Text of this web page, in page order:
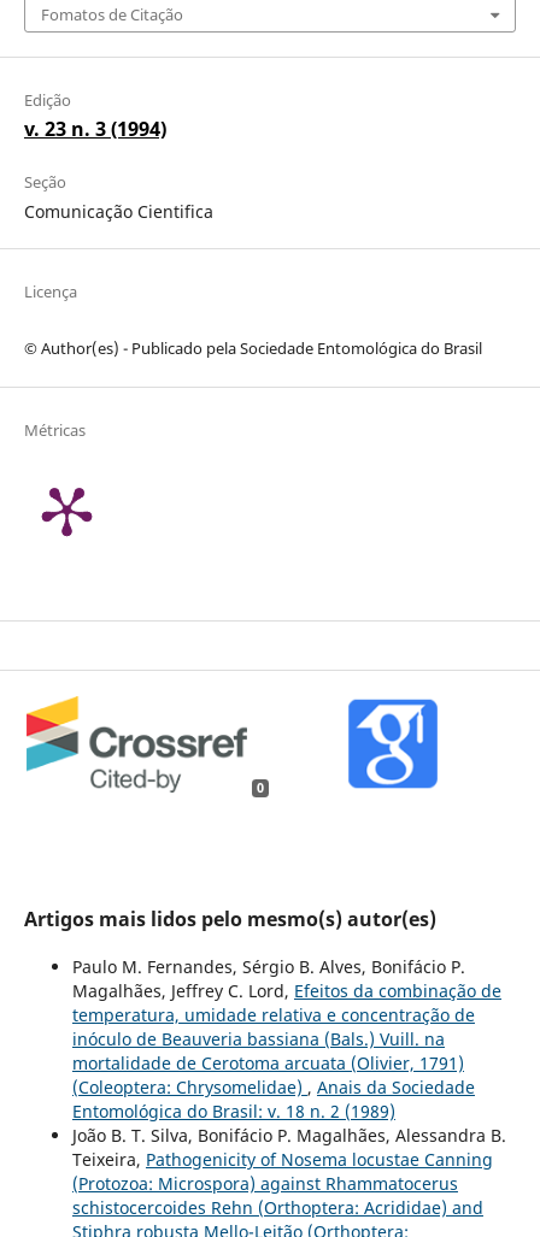
Fomatos de Citação
Edição
v. 23 n. 3 (1994)
Seção
Comunicação Cientifica
Licença
© Author(es) - Publicado pela Sociedade Entomológica do Brasil
Métricas
0
Artigos mais lidos pelo mesmo(s) autor(es)
Paulo M. Fernandes, Sérgio B. Alves, Bonifácio P.
Magalhães, Jeffrey C. Lord, Efeitos da combinação de
temperatura, umidade relativa e concentração de
inóculo de Beauveria bassiana (Bals.) Vuill. na
mortalidade de Cerotoma arcuata (Olivier, 1791)
(Coleoptera: Chrysomelidae) , Anais da Sociedade
Entomológica do Brasil: v. 18 n. 2 (1989)
João B. T. Silva, Bonifácio P. Magalhães, Alessandra B.
Teixeira, Pathogenicity of Nosema locustae Canning
(Protozoa: Microspora) against Rhammatocerus
schistocercoides Rehn (Orthoptera: Acrididae) and
Stiphra robusta Mello-Leitão (Orthoptera: